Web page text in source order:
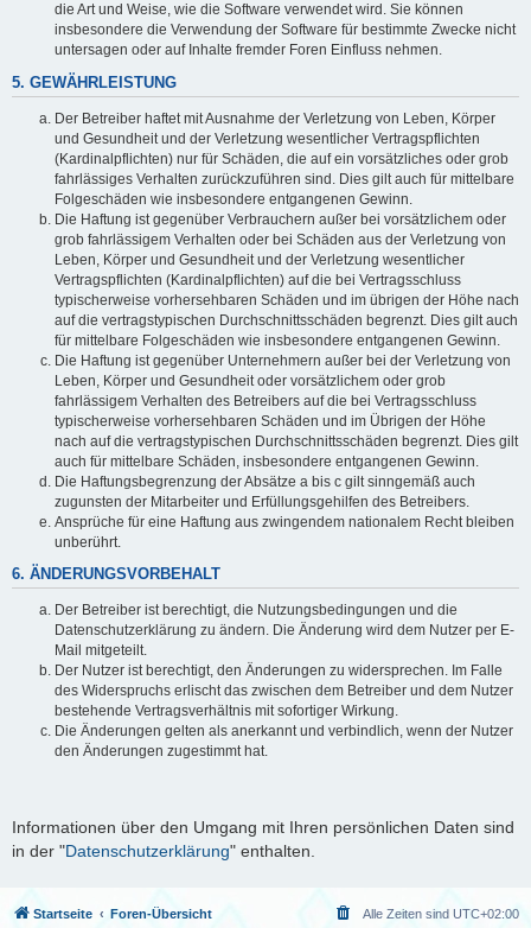
die Art und Weise, wie die Software verwendet wird. Sie können
insbesondere die Verwendung der Software für bestimmte Zwecke nicht
untersagen oder auf Inhalte fremder Foren Einfluss nehmen.
5. GEWÄHRLEISTUNG
Der Betreiber haftet mit Ausnahme der Verletzung von Leben, Körper
und Gesundheit und der Verletzung wesentlicher Vertragspflichten
(Kardinalpflichten) nur für Schäden, die auf ein vorsätzliches oder grob
fahrlässiges Verhalten zurückzuführen sind. Dies gilt auch für mittelbare
Folgeschäden wie insbesondere entgangenen Gewinn.
Die Haftung ist gegenüber Verbrauchern außer bei vorsätzlichem oder
grob fahrlässigem Verhalten oder bei Schäden aus der Verletzung von
Leben, Körper und Gesundheit und der Verletzung wesentlicher
Vertragspflichten (Kardinalpflichten) auf die bei Vertragsschluss
typischerweise vorhersehbaren Schäden und im übrigen der Höhe nach
auf die vertragstypischen Durchschnittsschäden begrenzt. Dies gilt auch
für mittelbare Folgeschäden wie insbesondere entgangenen Gewinn.
Die Haftung ist gegenüber Unternehmern außer bei der Verletzung von
Leben, Körper und Gesundheit oder vorsätzlichem oder grob
fahrlässigem Verhalten des Betreibers auf die bei Vertragsschluss
typischerweise vorhersehbaren Schäden und im Übrigen der Höhe
nach auf die vertragstypischen Durchschnittsschäden begrenzt. Dies gilt
auch für mittelbare Schäden, insbesondere entgangenen Gewinn.
Die Haftungsbegrenzung der Absätze a bis c gilt sinngemäß auch
zugunsten der Mitarbeiter und Erfüllungsgehilfen des Betreibers.
Ansprüche für eine Haftung aus zwingendem nationalem Recht bleiben
unberührt.
6. ÄNDERUNGSVORBEHALT
Der Betreiber ist berechtigt, die Nutzungsbedingungen und die
Datenschutzerklärung zu ändern. Die Änderung wird dem Nutzer per E-
Mail mitgeteilt.
Der Nutzer ist berechtigt, den Änderungen zu widersprechen. Im Falle
des Widerspruchs erlischt das zwischen dem Betreiber und dem Nutzer
bestehende Vertragsverhältnis mit sofortiger Wirkung.
Die Änderungen gelten als anerkannt und verbindlich, wenn der Nutzer
den Änderungen zugestimmt hat.
Informationen über den Umgang mit Ihren persönlichen Daten sind
in der "Datenschutzerklärung" enthalten.
Startseite Foren-Übersicht Alle Zeiten sind UTC+02:00